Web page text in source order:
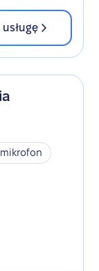
usługę